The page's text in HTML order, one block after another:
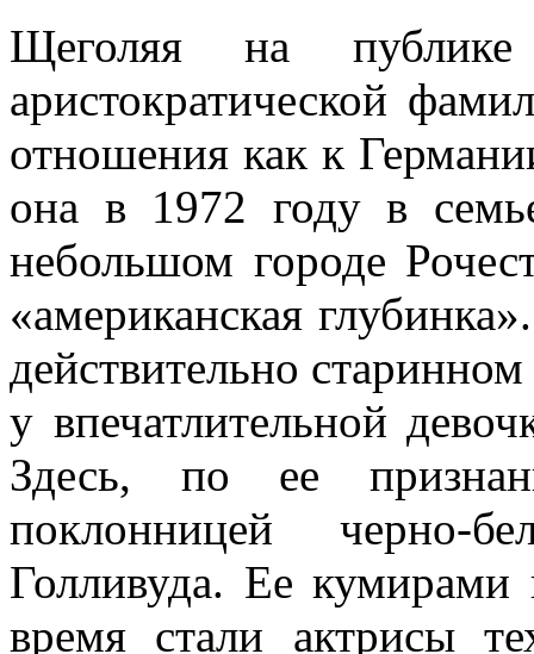
Щеголяя на
аристократической
отношения как к
она в 1972 году в
небольшом городе
«американская
действительно
у впечатлительной
Здесь, по ее
поклонницей черно-
Голливуда. Ее кумирами
время стали актрисы